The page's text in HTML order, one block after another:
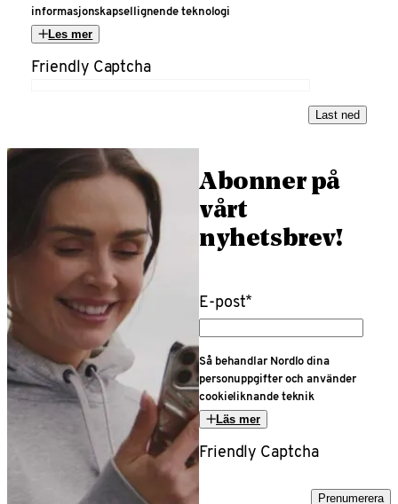
informasjonskapsellignende teknologi
Les mer
Friendly Captcha
Last ned
Abonner på
vårt
nyhetsbrev!
E-post*
Så behandlar Nordlo dina
personuppgifter och använder
cookieliknande teknik
Läs mer
Friendly Captcha
Prenumerera